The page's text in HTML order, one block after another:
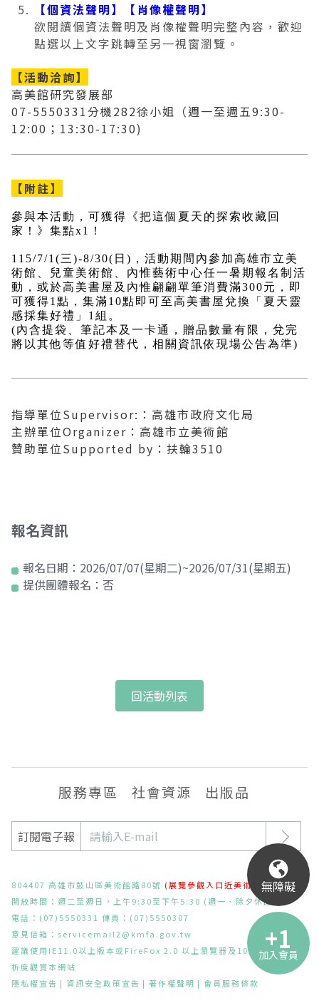
【個資法聲明】【肖像權聲明】
欲閱讀個資法聲明及肖像權聲明完整內容，歡迎
點選以上文字跳轉至另一視窗瀏覽。
【活動洽詢】
高美館研究發展部
07-5550331分機282徐小姐（週一至週五9:30-
12:00；13:30-17:30)
【附註】
參與本活動，可獲得《把這個夏天的探索收藏回
家！》集點x1！
115/7/1(三)-8/30(日)，活動期間內參加高雄市立美
術館、兒童美術館、內惟藝術中心任一暑期報名制活
動，或於高美書屋及內惟翩翩單筆消費滿300元，即
可獲得1點，集滿10點即可至高美書屋兌換「夏天靈
感採集好禮」1組 。
(內含提袋、筆記本及一卡通，贈品數量有限，兌完
將以其他等值好禮替代，相關資訊依現場公告為準)
指導單位Supervisor:：高雄市政府文化局
主辦單位Organizer：高雄市立美術館
贊助單位Supported by：扶輪3510
報名資訊
報名日期： 2026/07/07(星期二)~2026/07/31(星期五)
提供團體報名： 否
回活動列表
服務專區 社會資源 出版品
訂閱電子報
804407 高雄市鼓山區美術館路80號 (展覽參觀入口近美術東二路)
開放時間：週二至週日，上午9:30至下午5:30 (週一、除夕休館)
電話：(07)5550331 傳真：(07)5550307
意見信箱： servicemail2@kmfa.gov.tw
建議使用IE11.0以上版本或FireFox 2.0 以上瀏覽器及1024x768之解
析度觀賞本網站
隱私權宣告
資訊安全政策宣告 著作權聲明 會員服務條款
無障礙
加入會員